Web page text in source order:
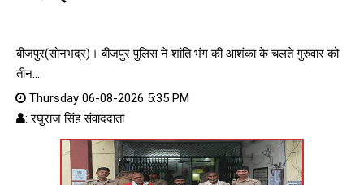
बीजपुर(सोनभद्र)। बीजपुर पुलिस ने शांति भंग की आशंका के चलते गुरुवार को
तीन....
Thursday 06-08-2026 5:35 PM
: रघुराज सिंह संवाददाता